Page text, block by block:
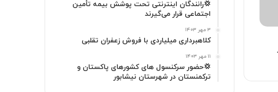
م
💢رانندگان اینترنتی تحت پوشش بیمه تأمین
اجتماعی قرار می‌گیرند
۳ مهر ۱۴۰۳
کلاهبرداری میلیاردی با فروش زعفران تقلبی
۱۱ مهر ۱۴۰۳
💢حضور سرکنسول های کشورهای پاکستان و
ترکمنستان در شهرستان نیشابور